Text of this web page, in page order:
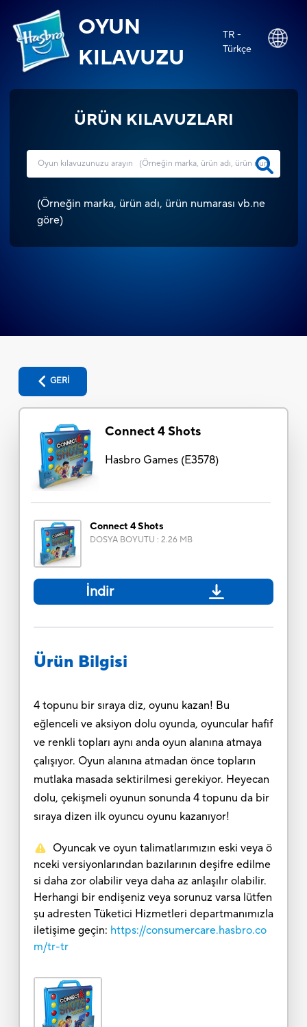
OYUN
KILAVUZU
TR -
Türkçe
ÜRÜN KILAVUZLARI
(Örneğin marka, ürün adı, ürün numarası vb.ne
göre)
GERİ
Connect 4 Shots
Hasbro Games(E3578)
Connect 4 Shots
DOSYA BOYUTU : 2.26 MB
İndir
Ürün Bilgisi
4 topunu bir sıraya diz, oyunu kazan! Bu
eğlenceli ve aksiyon dolu oyunda, oyuncular hafif
ve renkli topları aynı anda oyun alanına atmaya
çalışıyor. Oyun alanına atmadan önce topların
mutlaka masada sektirilmesi gerekiyor. Heyecan
dolu, çekişmeli oyunun sonunda 4 topunu da bir
sıraya dizen ilk oyuncu oyunu kazanıyor!
Oyuncak ve oyun talimatlarımızın eski veya ö
nceki versiyonlarından bazılarının deşifre edilme
si daha zor olabilir veya daha az anlaşılır olabilir.
Herhangi bir endişeniz veya sorunuz varsa lütfen
şu adresten Tüketici Hizmetleri departmanımızla
iletişime geçin: https://consumercare.hasbro.co
m/tr-tr